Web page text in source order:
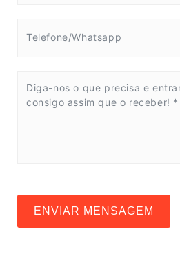
ENVIAR MENSAGEM